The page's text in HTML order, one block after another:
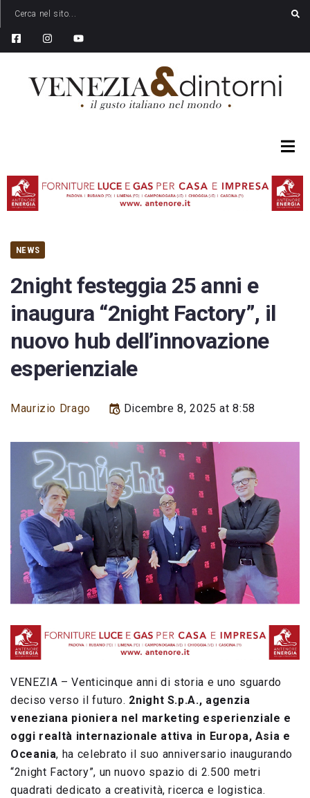
NEWS
2night festeggia 25 anni e
inaugura “2night Factory”, il
nuovo hub dell’innovazione
esperienziale
Maurizio Drago Dicembre 8, 2025 at 8:58
VENEZIA – Venticinque anni di storia e uno sguardo
deciso verso il futuro. 2night S.p.A., agenzia
veneziana pioniera nel marketing esperienziale e
oggi realtà internazionale attiva in Europa, Asia e
Oceania, ha celebrato il suo anniversario inaugurando
“2night Factory”, un nuovo spazio di 2.500 metri
quadrati dedicato a creatività, ricerca e logistica.